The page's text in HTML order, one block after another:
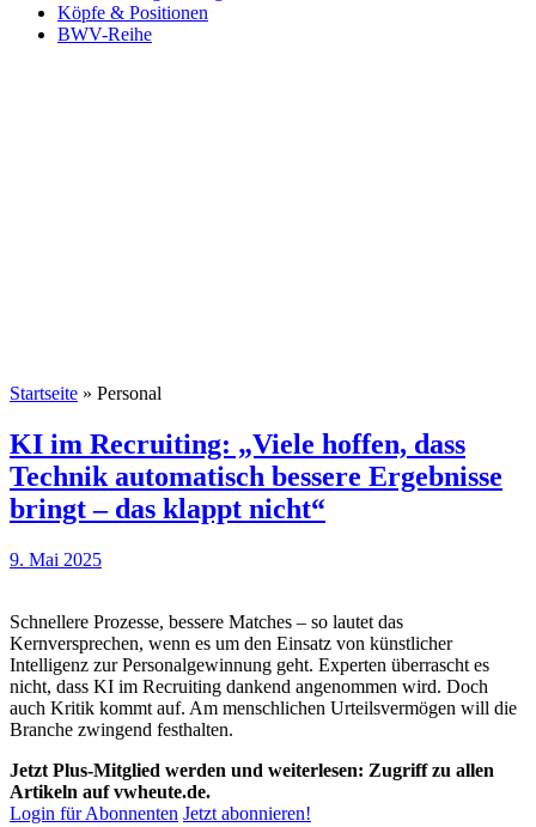
Köpfe & Positionen
BWV-Reihe
Startseite » Personal
KI im Recruiting: „Viele hoffen, dass
Technik automatisch bessere Ergebnisse
bringt – das klappt nicht“
9. Mai 2025
Schnellere Prozesse, bessere Matches – so lautet das
Kernversprechen, wenn es um den Einsatz von künstlicher
Intelligenz zur Personalgewinnung geht. Experten überrascht es
nicht, dass KI im Recruiting dankend angenommen wird. Doch
auch Kritik kommt auf. Am menschlichen Urteilsvermögen will die
Branche zwingend festhalten.
Jetzt Plus-Mitglied werden und weiterlesen: Zugriff zu allen
Artikeln auf vwheute.de.
Login für Abonnenten Jetzt abonnieren!